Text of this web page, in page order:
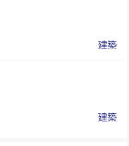
建築
建築